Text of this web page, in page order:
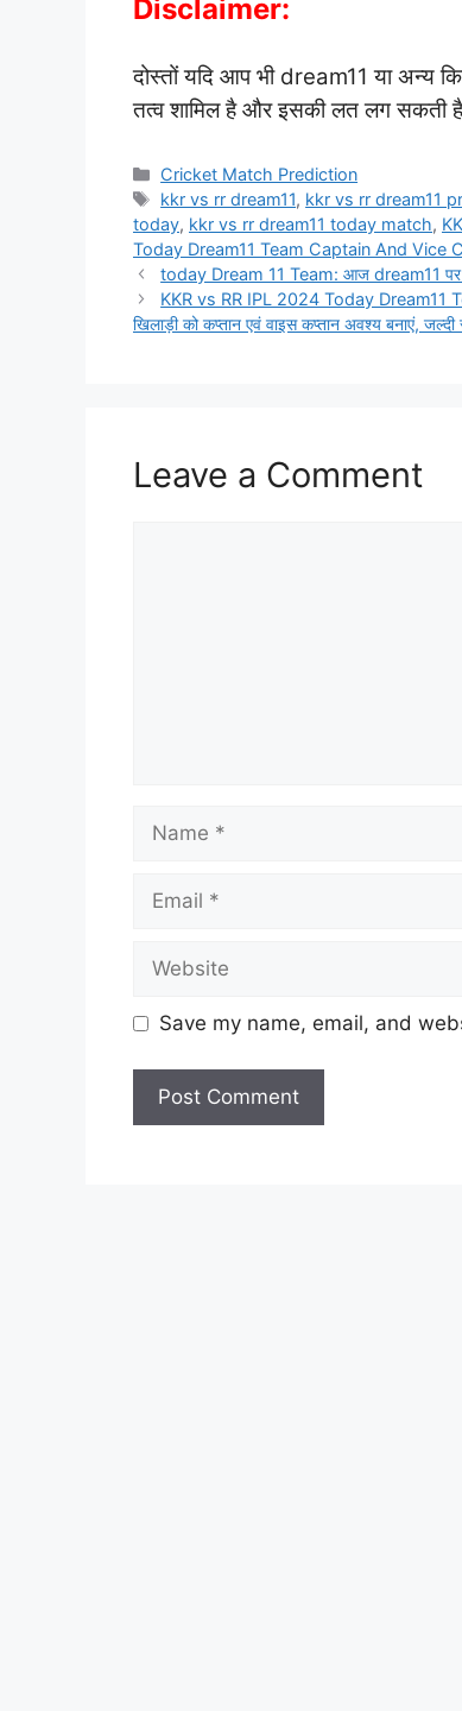
Disclaimer:
दोस्तों यदि आप भी dream11 या अन्य
तत्व शामिल है और इसकी लत लग सकती
Categories
Cricket Match Prediction
Tags
kkr vs rr dream11, kkr vs rr dream11
today, kkr vs rr dream11 today match,
Today Dream11 Team Captain And Vice
today Dream 11 Team: आज dream11 पर
KKR vs RR IPL 2024 Today Dream11
खिलाड़ी को कप्तान एवं वाइस कप्तान अवश्य बनाएं, जल्दी
Leave a Comment
Name
Email
Website
Save my name, email, and